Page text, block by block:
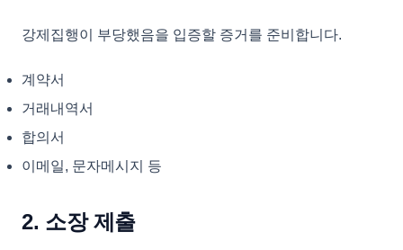
강제집행이 부당했음을 입증할 증거를 준비합니다.
계약서
거래내역서
합의서
이메일, 문자메시지 등
2. 소장 제출